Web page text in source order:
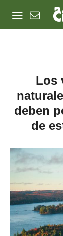
Los
deben
de